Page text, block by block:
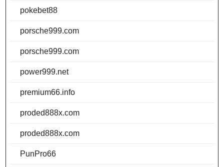
pokebet88
porsche999.com
porsche999.com
power999.net
premium66.info
proded888x.com
proded888x.com
PunPro66